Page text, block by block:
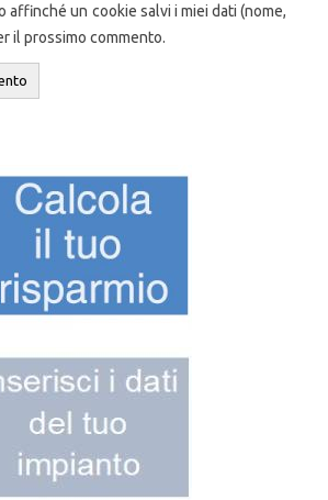
affinché un cookie salvi i miei dati (nome,
il prossimo commento.